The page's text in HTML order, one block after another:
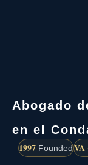
Abogado
en el
1997 FoundedVA